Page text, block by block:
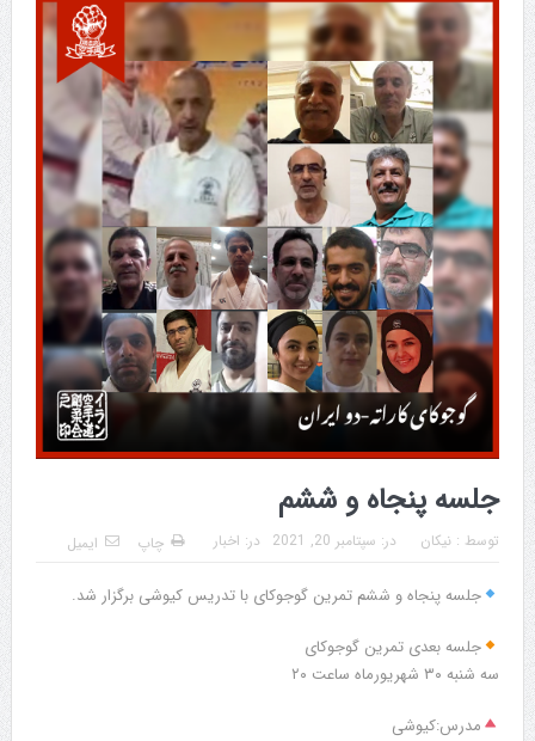
جلسه پنجاه و ششم
توسط : نیکان در: سپتامبر 20, 2021 در: اخبار چاپ ایمیل
جلسه پنجاه و ششم تمرین گوجوکای با تدریس کیوشی برگزار شد.
جلسه بعدی تمرین گوجوکای
سه شنبه ۳۰ شهریورماه ساعت ۲۰
مدرس:کیوشی